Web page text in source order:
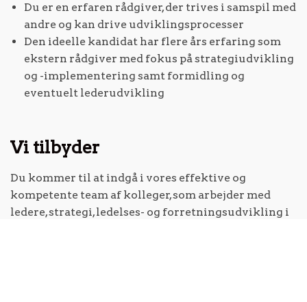
Du er en erfaren rådgiver, der trives i samspil med
andre og kan drive udviklingsprocesser
Den ideelle kandidat har flere års erfaring som
ekstern rådgiver med fokus på strategiudvikling
og -implementering samt formidling og
eventuelt lederudvikling
Vi tilbyder
Du kommer til at indgå i vores effektive og
kompetente team af kolleger, som arbejder med
ledere, strategi, ledelses- og forretningsudvikling i